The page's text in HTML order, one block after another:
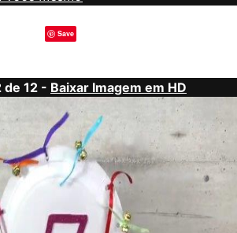
Save
de 12 - Baixar Imagem em HD